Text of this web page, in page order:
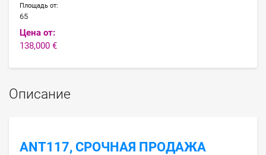
Площадь от:
65
Цена от:
138,000 €
Описание
ANT117, СРОЧНАЯ ПРОДАЖА